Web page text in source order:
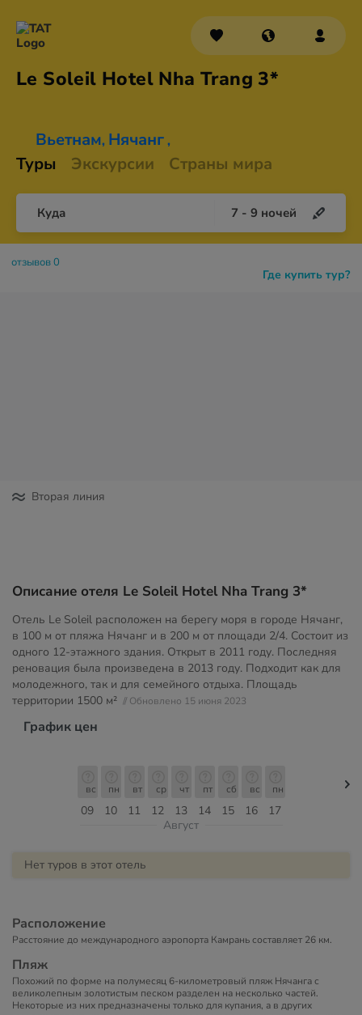
Le Soleil Hotel Nha Trang 3*
Вьетнам, Нячанг ,
Туры Экскурсии Страны мира
Куда 7 - 9 ночей
Где купить тур?
отзывов 0
Вторая линия
Описание отеля Le Soleil Hotel Nha Trang 3*
Отель Le Soleil расположен на берегу моря в городе Нячанг,
в 100 м от пляжа Нячанг и в 200 м от площади 2/4. Состоит из
одного 12-этажного здания. Открыт в 2011 году. Последняя
реновация была произведена в 2013 году. Подходит как для
молодежного, так и для семейного отдыха. Площадь
территории 1500 м² // Обновлено 15 июня 2023
График цен
09
вс
10
пн
11
вт
12
ср
13
чт
14
пт
15
сб
16
вс
17
пн
Август
Нет туров в этот отель
Расположение
Расстояние до международного аэропорта Камрань составляет 26 км.
Пляж
Похожий по форме на полумесяц 6-километровый пляж Нячанга с
великолепным золотистым песком разделен на несколько частей.
Некоторые из них предназначены только для купания, а в других